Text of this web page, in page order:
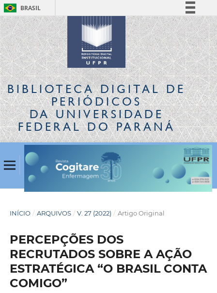
BRASIL
Simplifique!
Comunica BR
Participe
Acesso à informação
Legislação
Canais
BIBLIOTECA DIGITALDE
PERIÓDICOS
DA UNIVERSIDADE
FEDERAL DO PARANÁ
INÍCIO / ARQUIVOS / V. 27 (2022) / Artigo Original
PERCEPÇÕES DOS
RECRUTADOS SOBRE A AÇÃO
ESTRATÉGICA “O BRASIL CONTA
COMIGO”